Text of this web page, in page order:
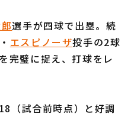
ーズ
クス
選手が四球で出塁。続
エスピノーザ投手の2球
完璧に捉え、打球をレ
（試合前時点）と好調